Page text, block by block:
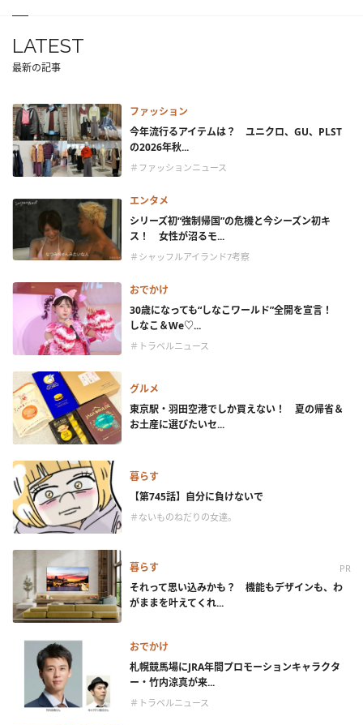
LATEST
最新の記事
ファッション
今年流行るアイテムは？ ユニクロ、GU、PLST
の2026年秋...
＃ファッションニュース
エンタメ
シリーズ初“強制帰国”の危機と今シーズン初キ
ス！ 女性が沼るモ...
＃シャッフルアイランド7考察
おでかけ
30歳になっても“しなこワールド”全開を宣言！
しなこ＆We♡...
＃トラベルニュース
グルメ
東京駅・羽田空港でしか買えない！ 夏の帰省＆
お土産に選びたいセ...
暮らす
【第745話】自分に負けないで
＃ないものねだりの女達。
暮らす PR
それって思い込みかも？ 機能もデザインも、わ
がままを叶えてくれ...
おでかけ
札幌競馬場にJRA年間プロモーションキャラクタ
ー・竹内涼真が来...
＃トラベルニュース